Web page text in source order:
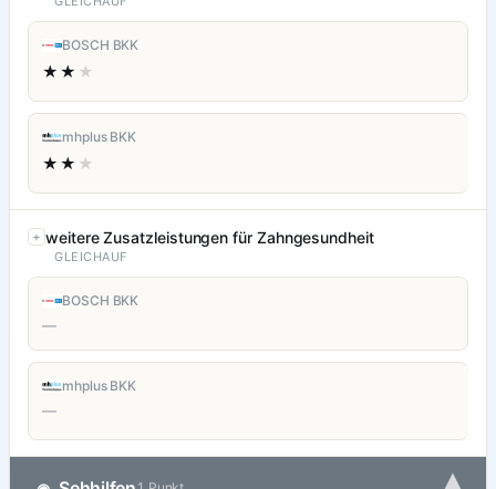
BOSCH BKK
★★ ★
mhplus BKK
★★ ★
weitere Zusatzleistungen für Zahngesundheit
GLEICHAUF
BOSCH BKK
—
mhplus BKK
—